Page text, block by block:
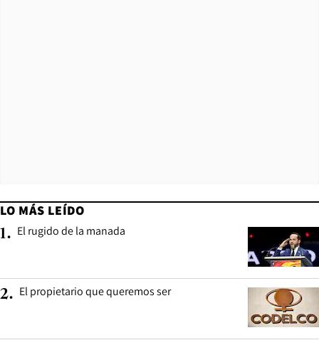
LO MÁS LEÍDO
1. El rugido de la manada
2. El propietario que queremos ser